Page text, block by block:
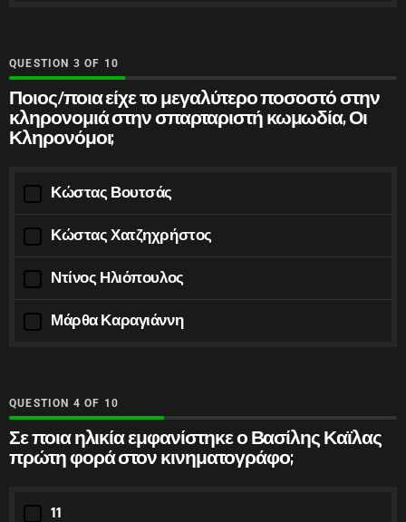
QUESTION OF 10
Ποιος/ποια είχε το μεγαλύτερο ποσοστό στην
κληρονομιά στην σπαρταριστή κωμωδία, Οι
Κληρονόμοι;
Κώστας Βουτσάς
Κώστας Χατζηχρήστος
Ντίνος Ηλιόπουλος
Μάρθα Καραγιάννη
QUESTION OF 10
Σε ποια ηλικία εμφανίστηκε ο Βασίλης Καϊλας
πρώτη φορά στον κινηματογράφο;
11